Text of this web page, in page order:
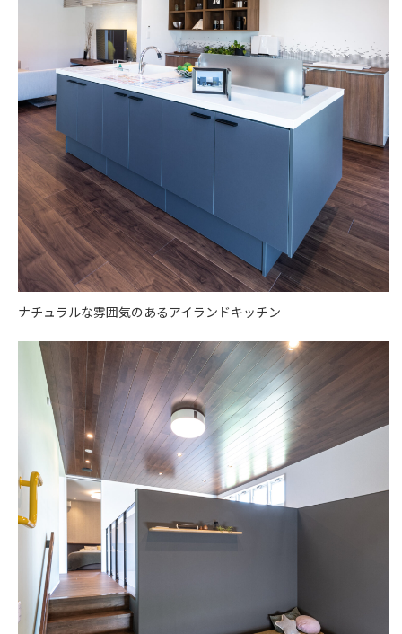
ナチュラルな雰囲気のあるアイランドキッチン